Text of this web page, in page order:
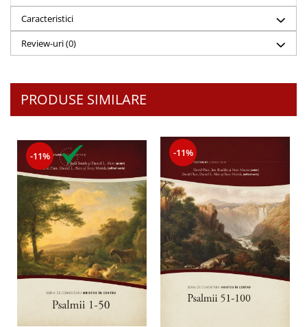
Misiune
Viata crestina
Contemporaneitate
Diverse
Lupta Spirituala
Slujire
Suferinta
Viata din belsug
Viata de zi cu zi
Despre afaceri
Dezvoltare personala
Leadership
Mediu
Sanatate / nutritie
Caracteristici
Review-uri(0)
PRODUSE SIMILARE
-11% -11%